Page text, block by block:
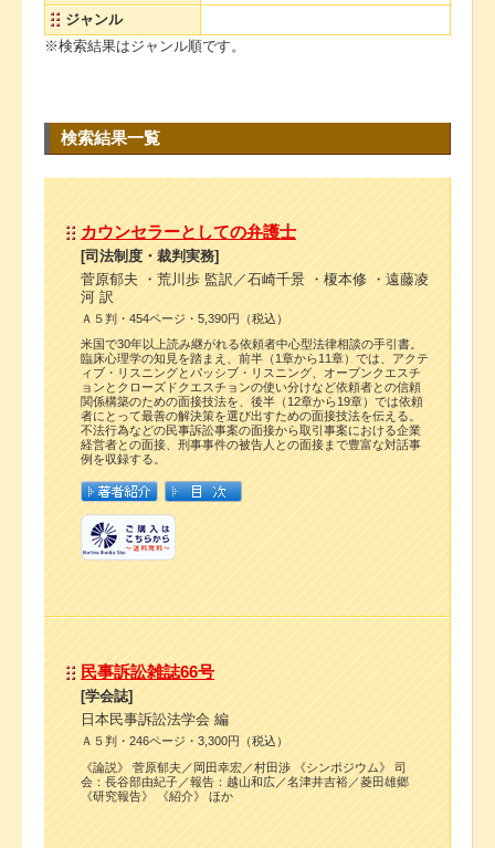
ジャンル
※検索結果はジャンル順です。
検索結果一覧
カウンセラーとしての弁護士
[司法制度・裁判実務]
菅原郁夫 ・荒川歩 監訳／石崎千景 ・榎本修 ・遠藤凌
河 訳
Ａ５判・454ページ・5,390円（税込）
米国で30年以上読み継がれる依頼者中心型法律相談の手引書。
臨床心理学の知見を踏まえ、前半（1章から11章）では、アクテ
ィブ・リスニングとパッシブ・リスニング、オープンクエスチ
ョンとクローズドクエスチョンの使い分けなど依頼者との信頼
関係構築のための面接技法を、後半（12章から19章）では依頼
者にとって最善の解決策を選び出すための面接技法を伝える。
不法行為などの民事訴訟事案の面接から取引事案における企業
経営者との面接、刑事事件の被告人との面接まで豊富な対話事
例を収録する。
民事訴訟雑誌66号
[学会誌]
日本民事訴訟法学会 編
Ａ５判・246ページ・3,300円（税込）
《論説》 菅原郁夫／岡田幸宏／村田渉 《シンポジウム》 司
会：長谷部由紀子／報告：越山和広／名津井吉裕／菱田雄郷
《研究報告》 《紹介》 ほか